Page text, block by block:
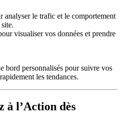
analyser le trafic et le comportement
visualiser vos données et prendre
bord personnalisés pour suivre vos
les tendances.
à l’Action dès